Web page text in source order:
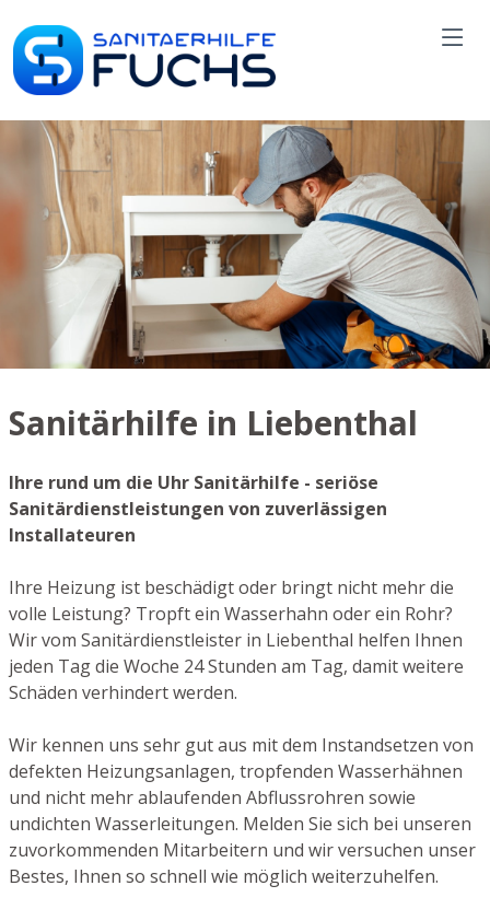
Sanitärhilfe in Liebenthal
Ihre rund um die Uhr Sanitärhilfe - seriöse
Sanitärdienstleistungen von zuverlässigen
Installateuren
Ihre Heizung ist beschädigt oder bringt nicht mehr die
volle Leistung? Tropft ein Wasserhahn oder ein Rohr?
Wir vom Sanitärdienstleister in Liebenthal helfen Ihnen
jeden Tag die Woche 24 Stunden am Tag, damit weitere
Schäden verhindert werden.
Wir kennen uns sehr gut aus mit dem Instandsetzen von
defekten Heizungsanlagen, tropfenden Wasserhähnen
und nicht mehr ablaufenden Abflussrohren sowie
undichten Wasserleitungen. Melden Sie sich bei unseren
zuvorkommenden Mitarbeitern und wir versuchen unser
Bestes, Ihnen so schnell wie möglich weiterzuhelfen.